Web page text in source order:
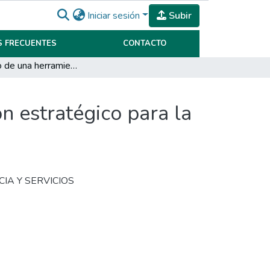
Iniciar sesión Subir
FRECUENTES CONTACTO
Desarrollo de una herramienta de control de gestión estratégico para la empresa Carreras
estratégico para la
Y SERVICIOS